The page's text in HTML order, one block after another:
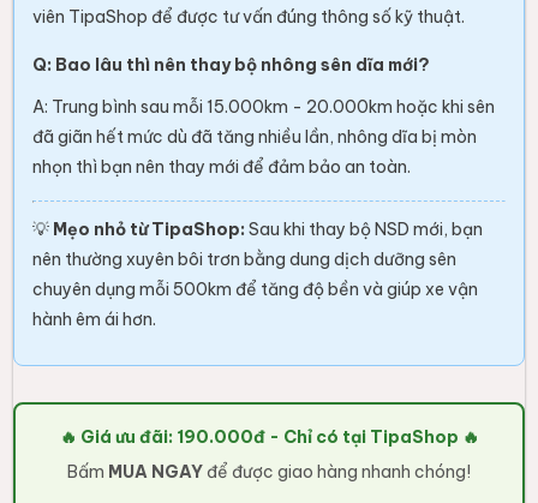
viên TipaShop để được tư vấn đúng thông số kỹ thuật.
Q: Bao lâu thì nên thay bộ nhông sên dĩa mới?
A: Trung bình sau mỗi 15.000km - 20.000km hoặc khi sên
đã giãn hết mức dù đã tăng nhiều lần, nhông dĩa bị mòn
nhọn thì bạn nên thay mới để đảm bảo an toàn.
💡 Mẹo nhỏ từ TipaShop: Sau khi thay bộ NSD mới, bạn
nên thường xuyên bôi trơn bằng dung dịch dưỡng sên
chuyên dụng mỗi 500km để tăng độ bền và giúp xe vận
hành êm ái hơn.
🔥 Giá ưu đãi: 190.000đ - Chỉ có tại TipaShop 🔥
Bấm MUA NGAY để được giao hàng nhanh chóng!